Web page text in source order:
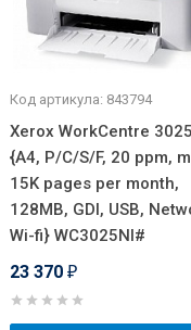
Код артикула: 843794
Xerox WorkCentre
{A4, P/C/S/F, 20 ppm,
15K pages per month,
128MB, GDI, USB,
Wi-fi} WC3025NI#
23 370 ₽